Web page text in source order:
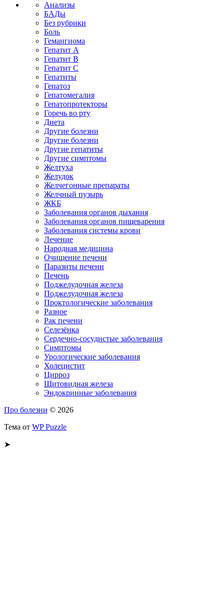
Анализы
БАДы
Без рубрики
Боль
Гемангиома
Гепатит A
Гепатит B
Гепатит C
Гепатиты
Гепатоз
Гепатомегалия
Гепатопротекторы
Горечь во рту
Диета
Другие болезни
Другие болезни
Другие гепатиты
Другие симптомы
Желтуха
Желудок
Желчегонные препараты
Желчный пузырь
ЖКБ
Заболевания органов дыхания
Заболевания органов пищеварения
Заболевания системы крови
Лечение
Народная медицина
Очищение печени
Паразиты печени
Печень
Поджелудочная железа
Поджелудочная железа
Проктологические заболевания
Разное
Рак печени
Селезёнка
Сердечно-сосудистые заболевания
Симптомы
Урологические заболевания
Холецистит
Цирроз
Щитовидная железа
Эндокринные заболевания
Про болезни © 2026
Тема от WP Puzzle
➤